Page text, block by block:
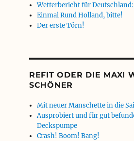
Wetterbericht für
Einmal Rund Holland, bitte!
Der erste Törn!
REFIT ODER DIE MAXI
SCHÖNER
Mit neuer Manschette in die
Ausprobiert und für gut
Deckspumpe
Crash! Boom! Bang!